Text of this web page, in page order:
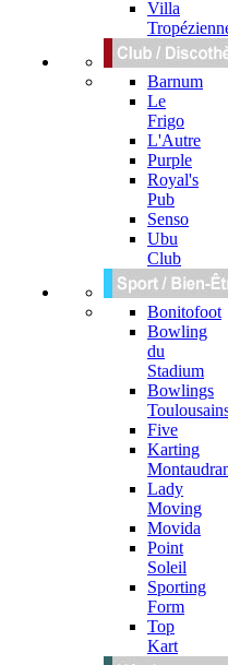
Villa
Barnum
Le
Frigo
L'Autre
Purple
Royal's
Pub
Senso
Ubu
Club
Bonitofoot
Bowling
du
Stadium
Bowlings
Five
Karting
Lady
Moving
Movida
Point
Soleil
Sporting
Form
Top
Kart